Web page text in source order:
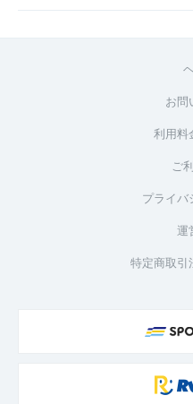
お問
利用料
ご
プライバ
運
特定商取引